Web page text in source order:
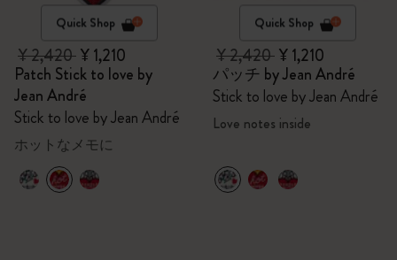
Quick Shop
¥ 2,420¥ 1,210
Patch Stick to love by
Jean André
Stick to love by Jean André
ホットなメモに
Quick Shop
¥ 2,420¥ 1,210
パッチ by Jean André
Stick to love by Jean André
Love notes inside